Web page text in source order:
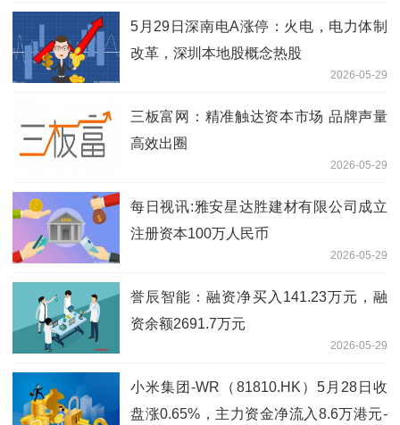
5月29日深南电A涨停：火电，电力体制
改革，深圳本地股概念热股
2026-05-29
三板富网：精准触达资本市场 品牌声量
高效出圈
2026-05-29
每日视讯:雅安星达胜建材有限公司成立
注册资本100万人民币
2026-05-29
誉辰智能：融资净买入141.23万元，融
资余额2691.7万元
2026-05-29
小米集团-WR（81810.HK）5月28日收
盘涨0.65%，主力资金净流入8.6万港元-